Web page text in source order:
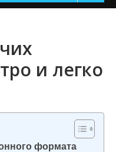
и легко
формата